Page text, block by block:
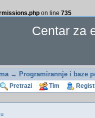
on line 735
Centar za
→ Programirannje i baze
Pretrazi Tim